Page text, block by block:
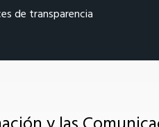
de transparencia